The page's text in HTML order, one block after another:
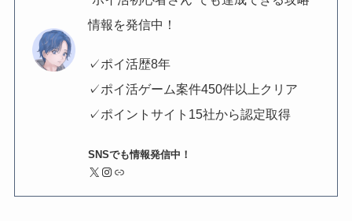
情報を発信中！
✓ポイ活歴8年
✓ポイ活ゲーム案件450件以上クリア
✓ポイントサイト15社から認定取得
SNSでも情報発信中！
X Instagram リンク